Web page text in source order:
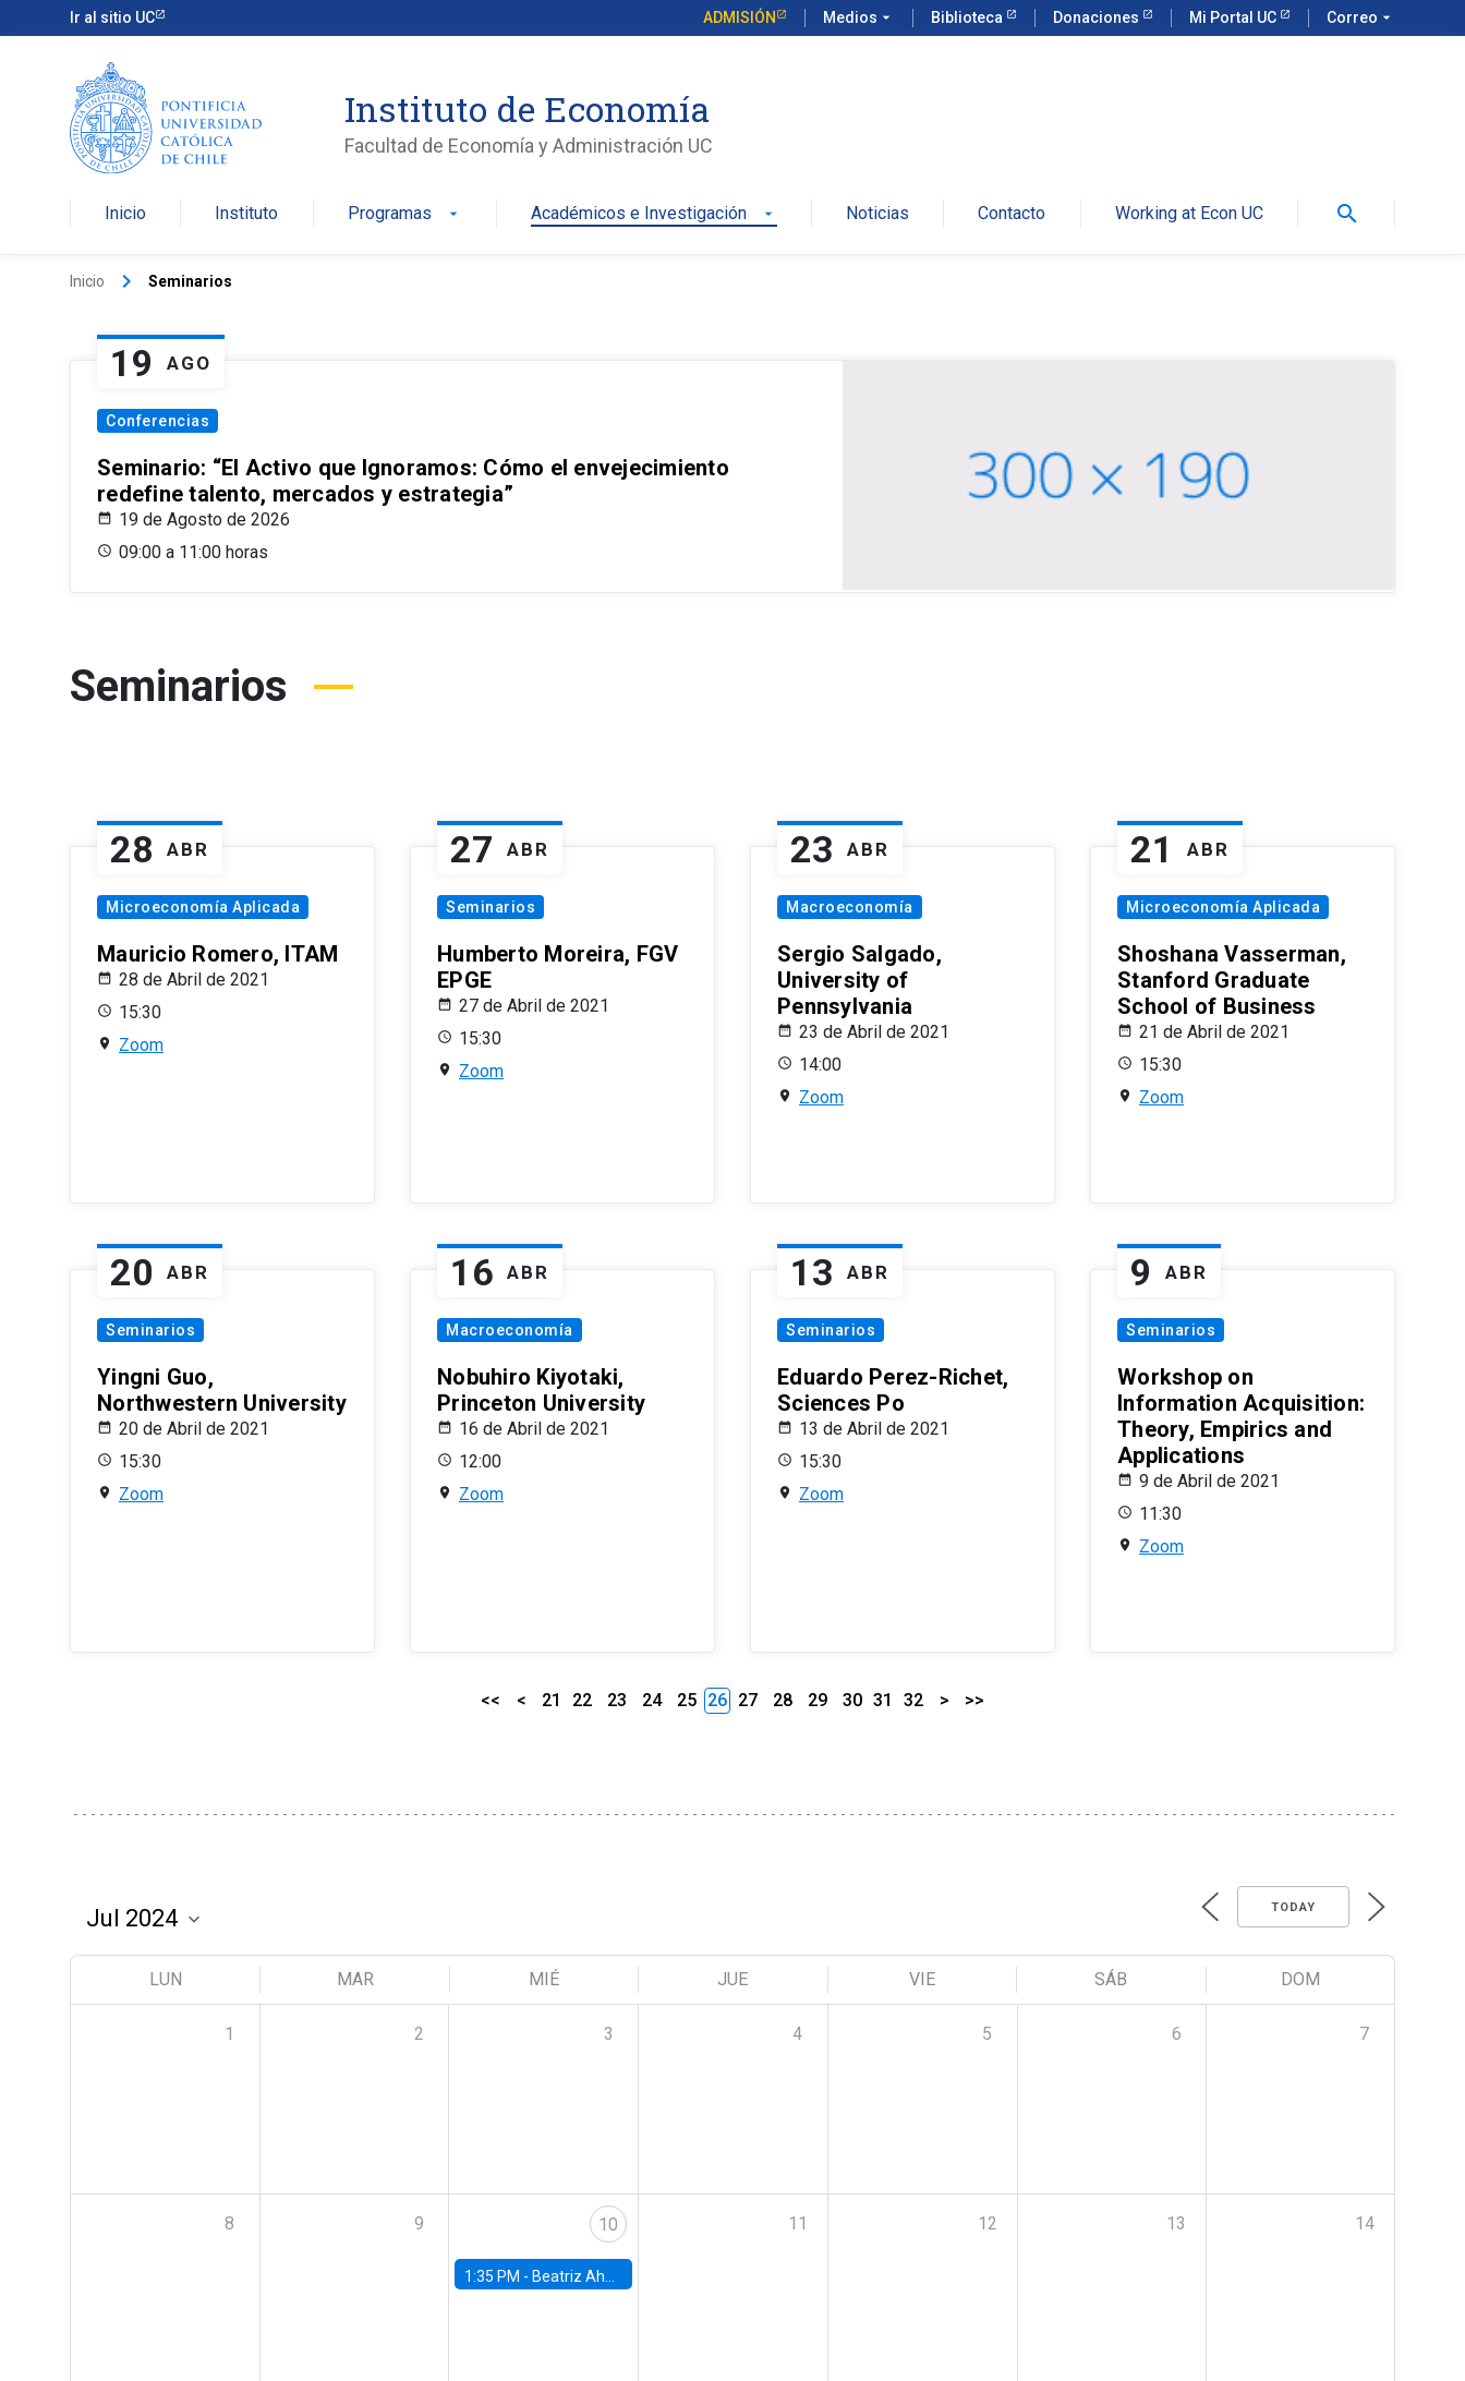
Ir al sitio UC ADMISIÓN Medios arrow_drop_down Biblioteca Donaciones Mi Portal UC Correo arrow_drop_down
Instituto de Economía
Facultad de Economía y Administración UC
Inicio Instituto Programas arrow_drop_down Académicos e Investigación arrow_drop_down Noticias Contacto Working at Econ UC search
Inicio keyboard_arrow_right Seminarios
19 AGO
Conferencias
Seminario: “El Activo que Ignoramos: Cómo el envejecimiento
redefine talento, mercados y estrategia”
19 de Agosto de 2026
09:00 a 11:00 horas
Seminarios
28 ABR
Microeconomía Aplicada
Mauricio Romero, ITAM
28 de Abril de 2021
15:30
Zoom
27 ABR
Seminarios
Humberto Moreira, FGV
EPGE
27 de Abril de 2021
15:30
Zoom
23 ABR
Macroeconomía
Sergio Salgado,
University of
Pennsylvania
23 de Abril de 2021
14:00
Zoom
21 ABR
Microeconomía Aplicada
Shoshana Vasserman,
Stanford Graduate
School of Business
21 de Abril de 2021
15:30
Zoom
20 ABR
Seminarios
Yingni Guo,
Northwestern University
20 de Abril de 2021
15:30
Zoom
16 ABR
Macroeconomía
Nobuhiro Kiyotaki,
Princeton University
16 de Abril de 2021
12:00
Zoom
13 ABR
Seminarios
Eduardo Perez-Richet,
Sciences Po
13 de Abril de 2021
15:30
Zoom
9 ABR
Seminarios
Workshop on
Information Acquisition:
Theory, Empirics and
Applications
9 de Abril de 2021
11:30
Zoom
<< < 21 22 23 24 25 26 27 28 29 30 31 32 > >>
TODAY
LUN MAR MIÉ JUE VIE SÁB DOM
1 2 3 4 5 6 7
8 9 10
1:35 PM - Beatriz Ahumada, PhD candidate, Universidad de Pittsburgh
11 12 13 14